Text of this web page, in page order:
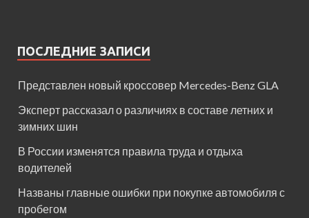
ПОСЛЕДНИЕ ЗАПИСИ
Представлен новый кроссовер Mercedes-Benz GLA
Эксперт рассказал о различиях в составе летних и
зимних шин
В России изменятся правила труда и отдыха
водителей
Названы главные ошибки при покупке автомобиля с
пробегом